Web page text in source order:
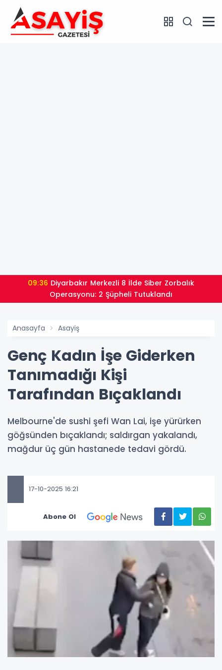
09:36
Operasyonu: 2 Şüpheli Tutuklandı
Anasayfa Asayiş
Genç Kadın İşe Giderken
Tanımadığı Kişi
Tarafından Bıçaklandı
Melbourne'de sushi şefi Wan Lai, işe yürürken
göğsünden bıçaklandı; saldırgan yakalandı,
mağdur üç gün hastanede tedavi gördü.
17-10-2025 16:21
Abone Ol